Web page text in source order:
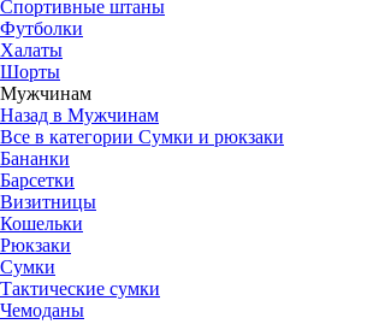
Спортивные штаны
Футболки
Халаты
Шорты
Мужчинам
Назад в Мужчинам
Все в категории Сумки и рюкзаки
Бананки
Барсетки
Визитницы
Кошельки
Рюкзаки
Сумки
Тактические сумки
Чемоданы